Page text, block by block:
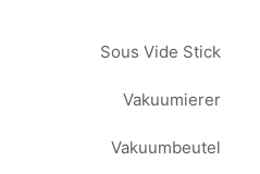
Sous Vide Stick
Vakuumierer
Vakuumbeutel